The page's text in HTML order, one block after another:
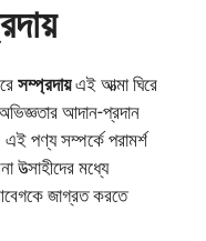
সম্প্রদায়এই আত্মা ঘিরে
অভিজ্ঞতার আদান-প্রদান
পণ্য সম্পর্কে পরামর্শ
উত্সাহীদের মধ্যে
জাগ্রত করতে